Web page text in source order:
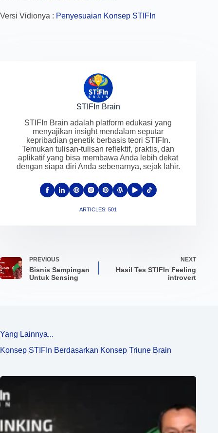
Versi Vidionya : Penyesuaian Konsep STIFIn
STIFIn Brain
STIFIn Brain adalah platform edukasi yang
menyajikan insight mendalam seputar
kepribadian genetik berbasis teori STIFIn.
Temukan tulisan-tulisan reflektif, praktis, dan
aplikatif yang bisa membawa Anda lebih dekat
dengan siapa diri Anda sebenarnya, sejak lahir.
ARTICLES: 501
PREVIOUS
Bisnis Sampingan
Untuk Sensing
NEXT
Hasil Tes STIFIn Feeling
introvert
Yang Lainnya...
Konsep STIFIn Berdasarkan Konsep Triune Brain